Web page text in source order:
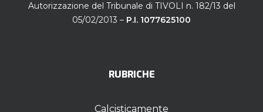
Autorizzazione del Tribunale di TIVOLI n. 182/13 del
05/02/2013 – P.I. 1077625100
RUBRICHE
Calcisticamente